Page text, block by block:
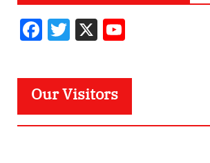
F
e
b
o
T
it
te
r
X Y
u
u
Our Visitors